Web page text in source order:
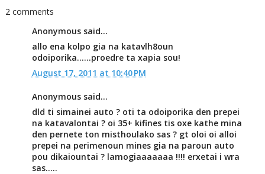
2 comments
Anonymous said...
allo ena kolpo gia na katavlh8oun
odoiporika......proedre ta xapia sou!
August 17, 2011 at 10:40 PM
Anonymous said...
dld ti simainei auto ? oti ta odoiporika den prepei
na katavalontai ? oi 35+ kifines tis oxe kathe mina
den pernete ton misthoulako sas ? gt oloi oi alloi
prepei na perimenoun mines gia na paroun auto
pou dikaiountai ? lamogiaaaaaaa !!!! erxetai i wra
sas.....